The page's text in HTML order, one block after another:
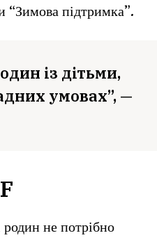
“Зимова підтримка”.
із дітьми,
умовах”, —
не потрібно